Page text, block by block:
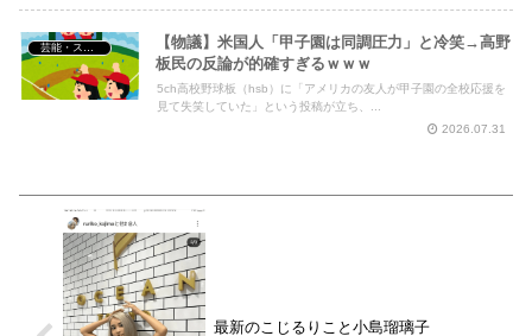
芸能・スポーツ・Youtuber
【物議】米国人「甲子園は同調圧力」と冷笑→高野
板民の反論が的確すぎるｗｗｗ
5ch高校野球板（hsb）に「アメリカの友人が甲子園の全校応援を
見て失笑していた」という投稿が立ち、...
2026.07.31
最新のこじるりこと小島瑠璃子